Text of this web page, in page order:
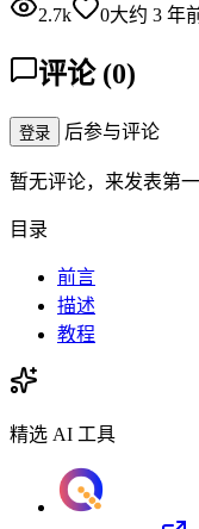
2.7k
0大约 3 年
评论 (0)
登录 后参与评论
暂无评论，来发表第
目录
前言
描述
教程
精选 AI 工具